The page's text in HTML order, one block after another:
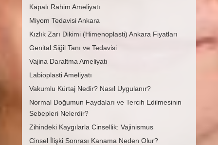
Kapalı Rahim Ameliyatı
Miyom Tedavisi Ankara
Kızlık Zarı Dikimi (Himenoplasti) Ankara Fiyatları
Genital Siğil Tanı ve Tedavisi
Vajina Daraltma Ameliyatı
Labioplasti Ameliyatı
Vakumlu Kürtaj Nedir? Nasıl Uygulanır?
Normal Doğumun Faydaları ve Tercih Edilmesinin
Sebepleri Nelerdir?
Zihindeki Kaygılarla Cinsellik: Vajinismus
Cinsel İlişki Sonrası Kanama Neden Olur?